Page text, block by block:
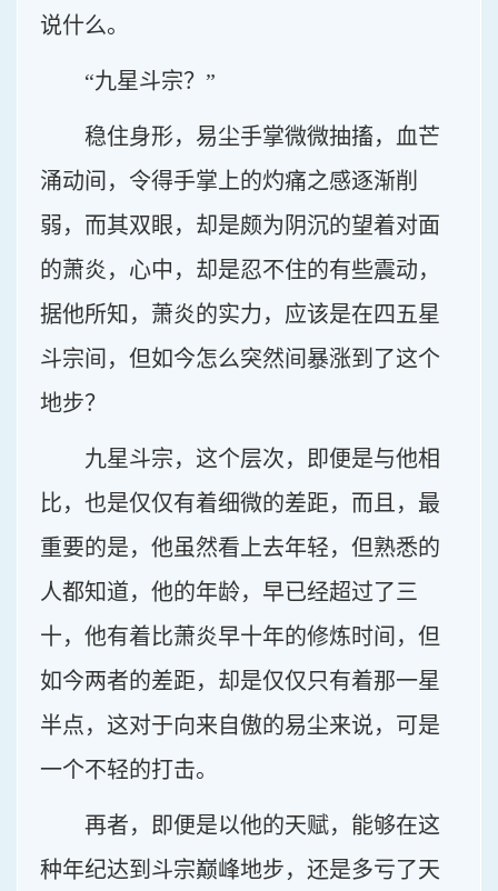
说什么。
“九星斗宗？”
稳住身形，易尘手掌微微抽搐，血芒
涌动间，令得手掌上的灼痛之感逐渐削
弱，而其双眼，却是颇为阴沉的望着对面
的萧炎，心中，却是忍不住的有些震动，
据他所知，萧炎的实力，应该是在四五星
斗宗间，但如今怎么突然间暴涨到了这个
地步？
九星斗宗，这个层次，即便是与他相
比，也是仅仅有着细微的差距，而且，最
重要的是，他虽然看上去年轻，但熟悉的
人都知道，他的年龄，早已经超过了三
十，他有着比萧炎早十年的修炼时间，但
如今两者的差距，却是仅仅只有着那一星
半点，这对于向来自傲的易尘来说，可是
一个不轻的打击。
再者，即便是以他的天赋，能够在这
种年纪达到斗宗巅峰地步，还是多亏了天